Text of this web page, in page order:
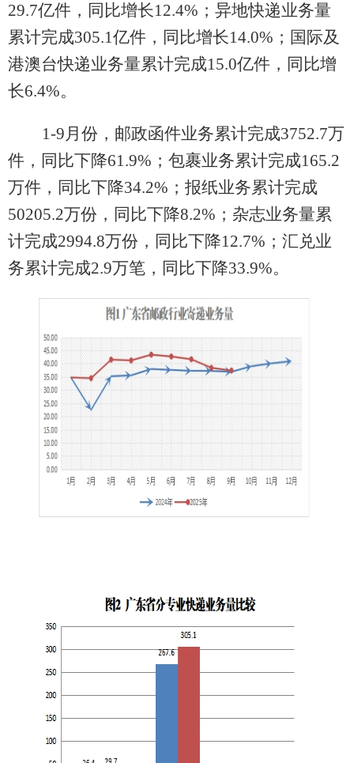
29.7亿件， 同比增长12.4% ； 异地快递业务量
累计完成305.1亿件，同比增长14.0% ； 国际及
港澳台快递业务量累计完成15.0亿件，同比增
长6.4%。
1-9月份，邮政函件业务累计完成3752.7万
件，同比下降61.9% ；包裹业务累计完成165.2
万件，同比下降34.2% ；报纸业务累计完成
50205.2万份，同比下降8.2% ；杂志业务量累
计完成2994.8万份，同比下降12.7% ；汇兑业
务累计完成2.9万笔，同比下降33.9%。